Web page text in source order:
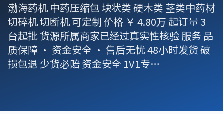
渤海药机 中药压缩包 块状类 硬木类 茎类中药材
切碎机 切断机 可定制 价格 ￥ 4.80万 起订量 3
台起批 货源所属商家已经过真实性核验 服务 品
质保障 · 资金安全 · 售后无忧 48小时发货 破
损包退 少货必赔 资金安全 1V1专…